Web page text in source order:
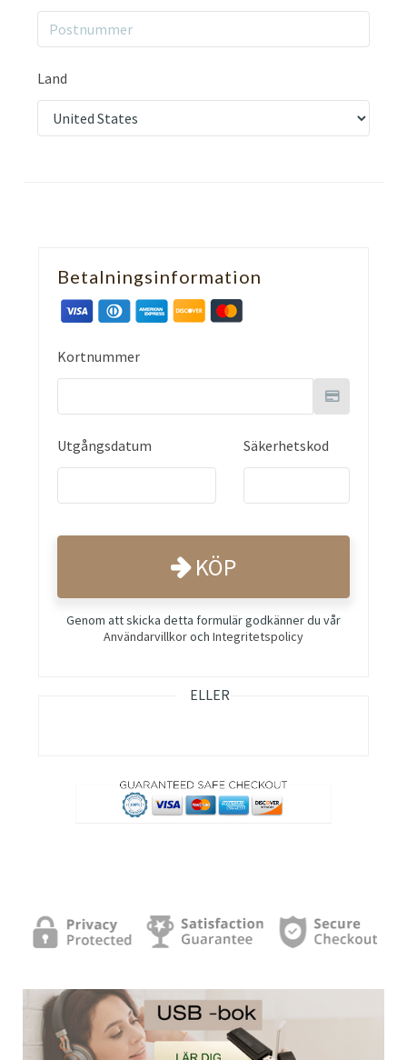
Land
Betalningsinformation
Kortnummer
Utgångsdatum Säkerhetskod
KÖP
Genom att skicka detta formulär godkänner du vår
Användarvillkoroch Integritetspolicy
ELLER